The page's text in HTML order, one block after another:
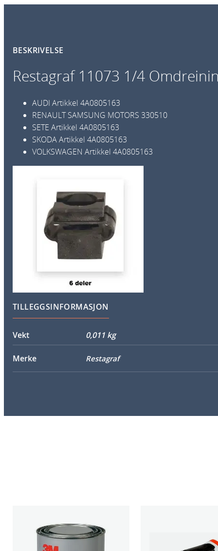
BESKRIVELSE
Restagraf 11073 1/4
AUDI Artikkel 4A0805163
RENAULT SAMSUNG MOTORS 330510
SETE Artikkel 4A0805163
SKODAArtikkel 4A0805163
VOLKSWAGEN Artikkel 4A0805163
TILLEGGSINFORMASJON
Vekt 0,011 kg
Merke Restagraf